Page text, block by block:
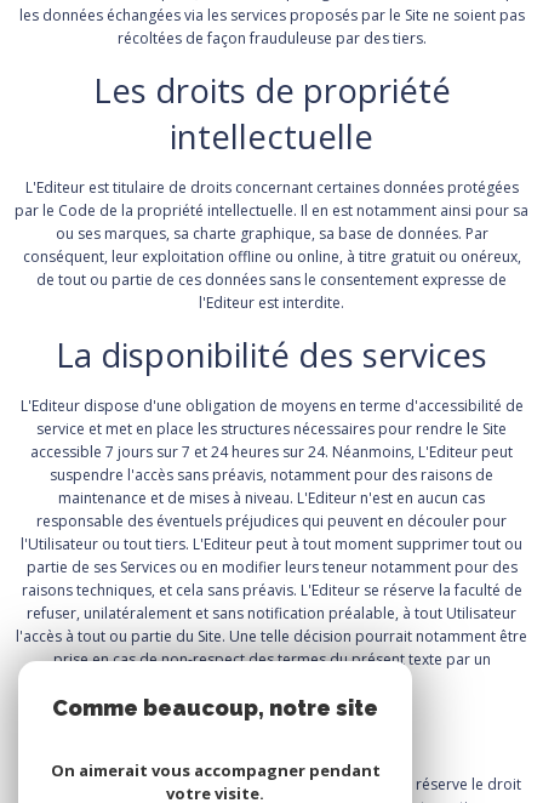
les données échangées via les services proposés par le Site ne soient pas
récoltées de façon frauduleuse par des tiers.
Les droits de propriété
intellectuelle
L'Editeur est titulaire de droits concernant certaines données protégées
par le Code de la propriété intellectuelle. Il en est notamment ainsi pour sa
ou ses marques, sa charte graphique, sa base de données. Par
conséquent, leur exploitation offline ou online, à titre gratuit ou onéreux,
de tout ou partie de ces données sans le consentement expresse de
l'Editeur est interdite.
La disponibilité des services
L'Editeur dispose d'une obligation de moyens en terme d'accessibilité de
service et met en place les structures nécessaires pour rendre le Site
accessible 7 jours sur 7 et 24 heures sur 24. Néanmoins, L'Editeur peut
suspendre l'accès sans préavis, notamment pour des raisons de
maintenance et de mises à niveau. L'Editeur n'est en aucun cas
responsable des éventuels préjudices qui peuvent en découler pour
l'Utilisateur ou tout tiers. L'Editeur peut à tout moment supprimer tout ou
partie de ses Services ou en modifier leurs teneur notamment pour des
raisons techniques, et cela sans préavis. L'Editeur se réserve la faculté de
refuser, unilatéralement et sans notification préalable, à tout Utilisateur
l'accès à tout ou partie du Site. Une telle décision pourrait notamment être
prise en cas de non-respect des termes du présent texte par un
Droit applicable
Le présent texte est soumis au droit français. L'Editeur se réserve le droit
Comme beaucoup, notre site
On aimerait vous accompagner pendant
votre visite.